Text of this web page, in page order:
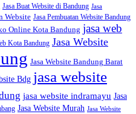
Jasa Buat Website di Bandung Jasa
Website Jasa Pembuatan Website Bandung
Online Kota Bandung jasa web
Kota Bandung Jasa Website
Jasa Website Bandung Barat
Bdg jasa website
jasa website indramayu Jasa
Jasa Website Murah Jasa Website